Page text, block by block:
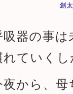
創
吸器の事
れていく
夜から、